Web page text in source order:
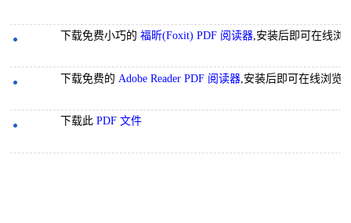
下载免费小巧的福昕(Foxit) PDF 阅读器 ,安装后即可在线浏
下载免费的 Adobe Reader PDF 阅读器 ,安装后即可在线浏览
下载此PDF 文件